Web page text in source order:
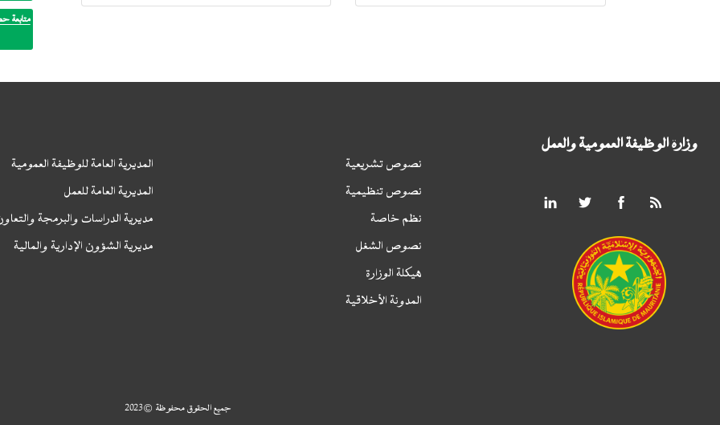
متابعة
وزارة الوظيفة العمومية والعمل
نصوص تشريعية
نصوص تنظيمية
نظم خاصة
نصوص الشغل
هيكلة الوزارة
المدونة الأخلاقية
المديرية العامة للوظيفة العمومية
المديرية العامة للعمل
مديرية الدراسات والبرمجة
مديرية الشؤون الإدارية والمالية
جميع الحقوق محفوظة © 2023